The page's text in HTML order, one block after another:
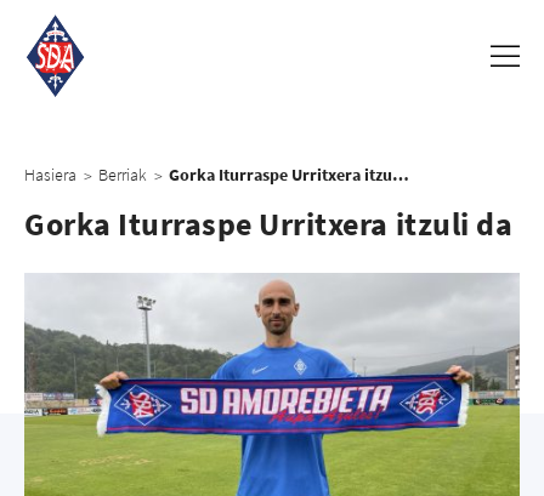
Hasiera > Berriak > Gorka Iturraspe Urritxera itzuli da
Gorka Iturraspe Urritxera itzuli da